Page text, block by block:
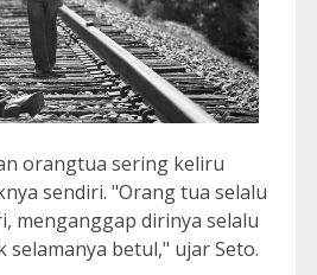
orangtua sering keliru
sendiri. "Orang tua selalu
menganggap dirinya selalu
selamanya betul," ujar Seto.